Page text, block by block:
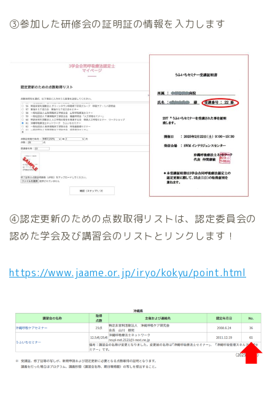
③参加した研修会の証明証の情報を入力します
④認定更新のための点数取得リストは、認定委員会の
認めた学会及び講習会のリストとリンクします！
https://www.jaame.or.jp/iryo/kokyu/point.html